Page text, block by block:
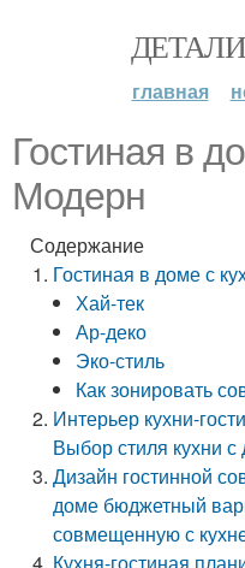
главная
Гостиная в
Модерн
Содержание
Гостиная в доме с
Хай-тек
Ар-деко
Эко-стиль
Как зонировать
Интерьер кухни-
Выбор стиля кухни
Дизайн гостинной
доме бюджетный
совмещенную с